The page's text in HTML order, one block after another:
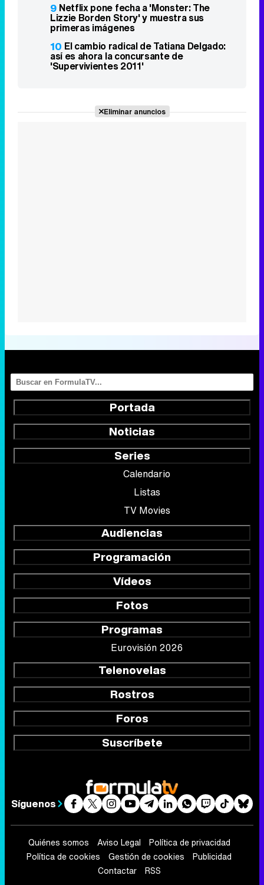
9 Netflix pone fecha a 'Monster: The
Lizzie Borden Story' y muestra sus
primeras imágenes
10 El cambio radical de Tatiana Delgado:
así es ahora la concursante de
'Supervivientes 2011'
Eliminar anuncios
Portada
Noticias
Series
Calendario
Listas
TV Movies
Audiencias
Programación
Vídeos
Fotos
Programas
Eurovisión 2026
Telenovelas
Rostros
Foros
Suscríbete
Síguenos
Quiénes somos Aviso Legal
Política de privacidad
Política de cookies
Gestión de cookies
Publicidad
Contactar
RSS